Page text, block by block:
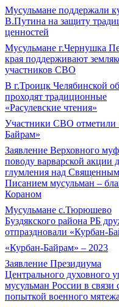
Мусульмане поддержали
В.Путина на защиту
ценностей
Мусульмане г.Чернушка
края поддерживают
участников СВО
В г.Троицк Челябинской
проходят традиционные
«Расулевские чтения»
Участники СВО отметили
Байрам»
Заявление Верховного
поводу варварской акции
глумления над Священным
Писанием мусульман –
Кораном
Мусульмане с.Тюрюшево
Буздякского района РБ
отпраздновали «Курбан-
«Курбан-Байрам» – 2023
Заявление Президиума
Центрального духовного
мусульман России в связи
попыткой военного мятежа